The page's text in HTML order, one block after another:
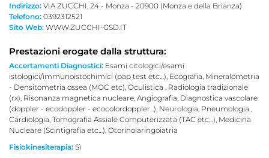
Indirizzo: VIA ZUCCHI, 24 - Monza - 20900 (Monza e della Brianza)
Telefono: 0392312521
Sito Web: WWW.ZUCCHI-GSD.IT
Prestazioni erogate dalla struttura:
Accertamenti Diagnostici: Esami citologici/esami
istologici/immunoistochimici (pap test etc…), Ecografia, Mineralometria
- Densitometria ossea (MOC etc), Oculistica , Radiologia tradizionale
(rx), Risonanza magnetica nucleare, Angiografia, Diagnostica vascolare
(doppler - ecodoppler - ecocolordoppler...), Neurologia, Pneumologia ,
Cardiologia, Tomografia Assiale Computerizzata (TAC etc…), Medicina
Nucleare (Scintigrafia etc…), Otorinolaringoiatria
Fisiokinesiterapia: Sì